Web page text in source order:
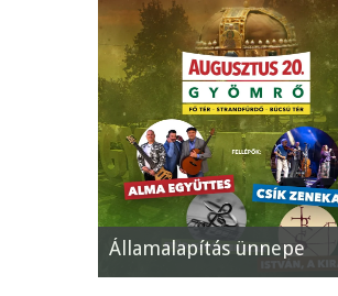
Államalapítás ünnepe